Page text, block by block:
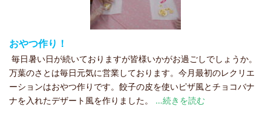
おやつ作り！
毎日暑い日が続いておりますが皆様いかがお過ごしでしょうか。
万葉のさとは毎日元気に営業しております。今月最初のレクリエ
ーションはおやつ作りです。餃子の皮を使いピザ風とチョコバナ
ナを入れたデザート風を作りました。 …続きを読む